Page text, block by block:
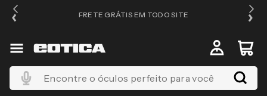
FRETE GRÁTIS EM TODO SITE
Encontre o óculos perfeito para você